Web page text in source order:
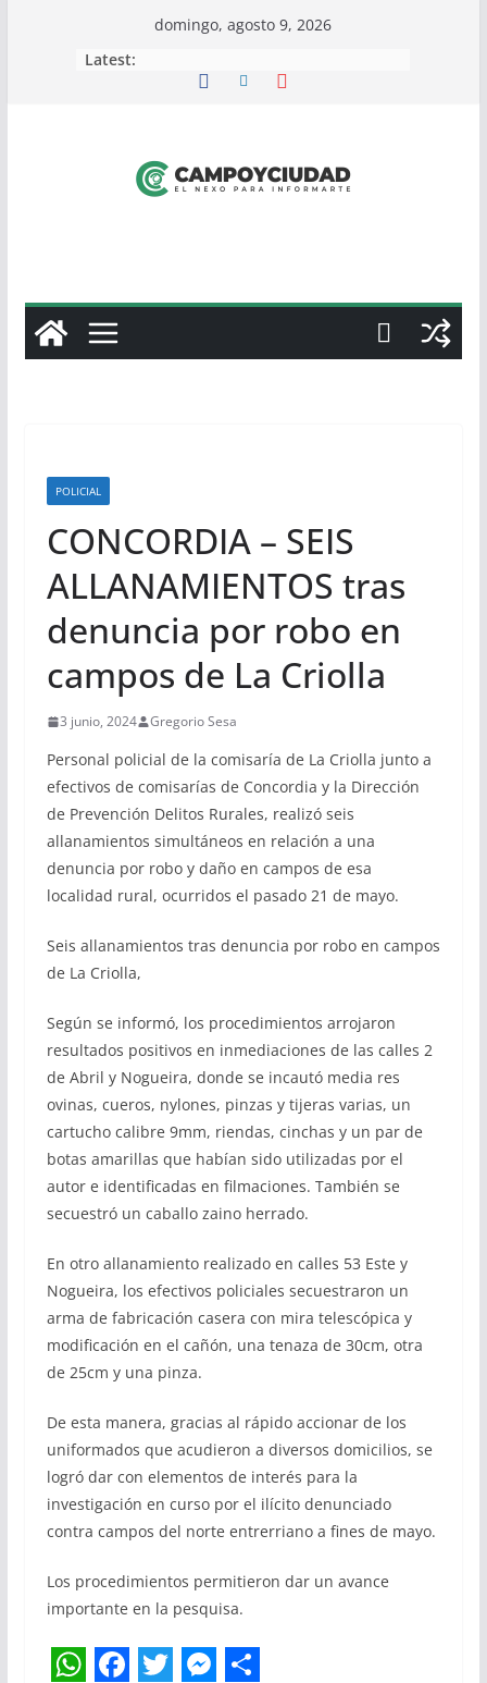
domingo, agosto 9, 2026
Latest:
POLICIAL
CONCORDIA – SEIS
ALLANAMIENTOS tras
denuncia por robo en
campos de La Criolla
3 junio, 2024 Gregorio Sesa
Personal policial de la comisaría de La Criolla junto a
efectivos de comisarías de Concordia y la Dirección
de Prevención Delitos Rurales, realizó seis
allanamientos simultáneos en relación a una
denuncia por robo y daño en campos de esa
localidad rural, ocurridos el pasado 21 de mayo.
Seis allanamientos tras denuncia por robo en campos
de La Criolla,
Según se informó, los procedimientos arrojaron
resultados positivos en inmediaciones de las calles 2
de Abril y Nogueira, donde se incautó media res
ovinas, cueros, nylones, pinzas y tijeras varias, un
cartucho calibre 9mm, riendas, cinchas y un par de
botas amarillas que habían sido utilizadas por el
autor e identificadas en filmaciones. También se
secuestró un caballo zaino herrado.
En otro allanamiento realizado en calles 53 Este y
Nogueira, los efectivos policiales secuestraron un
arma de fabricación casera con mira telescópica y
modificación en el cañón, una tenaza de 30cm, otra
de 25cm y una pinza.
De esta manera, gracias al rápido accionar de los
uniformados que acudieron a diversos domicilios, se
logró dar con elementos de interés para la
investigación en curso por el ilícito denunciado
contra campos del norte entrerriano a fines de mayo.
Los procedimientos permitieron dar un avance
importante en la pesquisa.